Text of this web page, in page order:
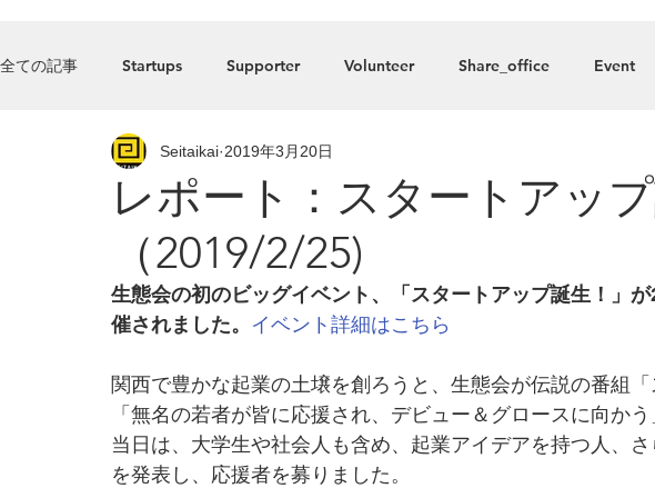
全ての記事 Startups Supporter Volunteer Share_office Event
Press_Release food Accelerator
レポート：スタートアップ
（2019/2/25)
Seitaikai 2019年3月20日
生態会の初のビッグイベント、「スタートアップ誕生！」
催されました。 イベント詳細はこちら
関西で豊かな起業の土壌を創ろうと、生態会が伝説の番組「
「無名の若者が皆に応援され、デビュー＆グロースに向かう
当日は、大学生や社会人も含め、起業アイデアを持つ人、
を発表し、応援者を募りました。